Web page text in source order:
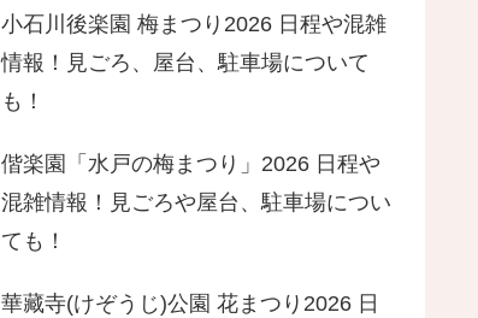
小石川後楽園 梅まつり2026 日程や混雑
情報！見ごろ、屋台、駐車場について
も！
偕楽園「水戸の梅まつり」2026 日程や
混雑情報！見ごろや屋台、駐車場につい
ても！
華藏寺(けぞうじ)公園 花まつり2026 日